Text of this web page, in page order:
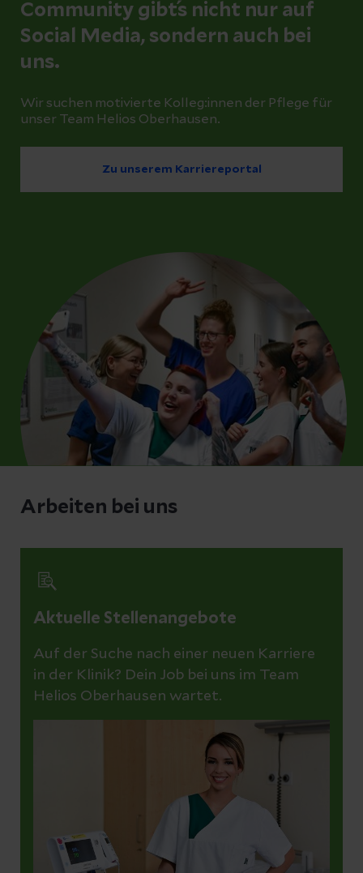
Community gibt´s nicht nur auf
Social Media, sondern auch bei
uns.
Wir suchen motivierte Kolleg:innen der Pflege für
unser Team Helios Oberhausen.
Zu unserem Karriereportal
Arbeiten bei uns
Aktuelle Stellenangebote
Auf der Suche nach einer neuen Karriere
in der Klinik? Dein Job bei uns im Team
Helios Oberhausen wartet.